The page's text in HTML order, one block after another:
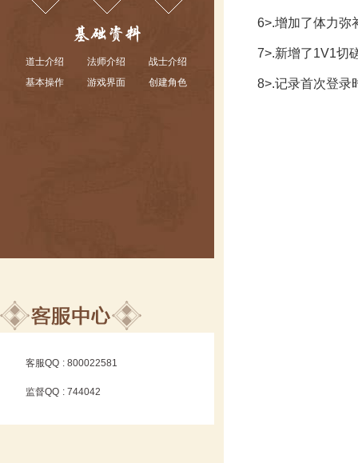
道士介绍 法师介绍
战士介绍
基本操作
游戏界面 创建角色
客服QQ : 800022581
监督QQ : 744042
6>.增加了体力弥
7>.新增了1V1切
8>.记录首次登录